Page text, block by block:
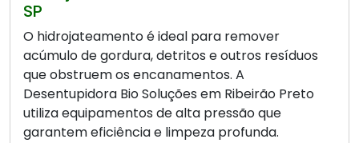
SP
O hidrojateamento é ideal para remover
acúmulo de gordura, detritos e outros resíduos
que obstruem os encanamentos. A
Desentupidora Bio Soluções em Ribeirão Preto
utiliza equipamentos de alta pressão que
garantem eficiência e limpeza profunda.